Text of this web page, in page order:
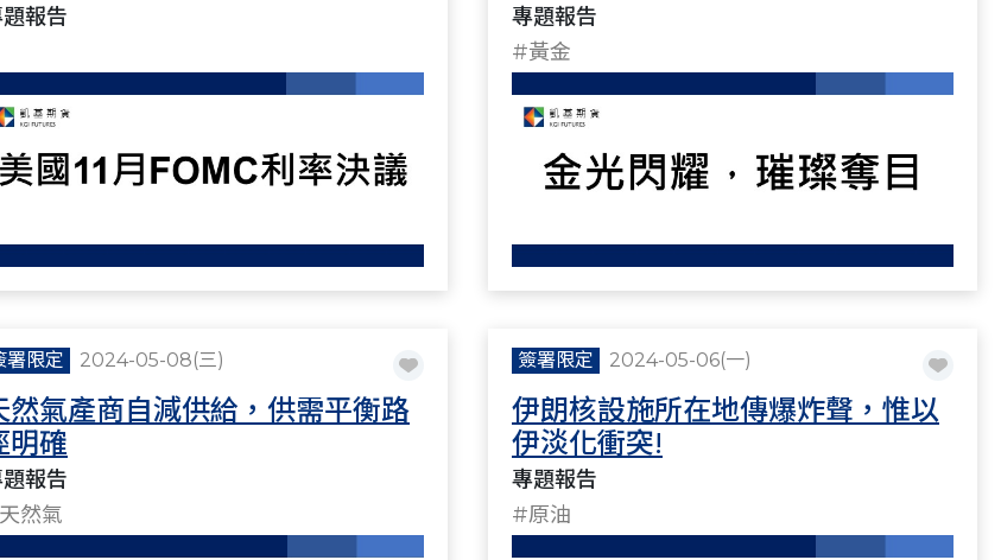
報告
專題報告
#黃金
署限定 2024-05-08(三)
然氣產商自減供給，供需平衡路
明確
報告
然氣
簽署限定 2024-05-06(一)
伊朗核設施所在地傳爆炸聲，惟以
伊淡化衝突!
專題報告
#原油